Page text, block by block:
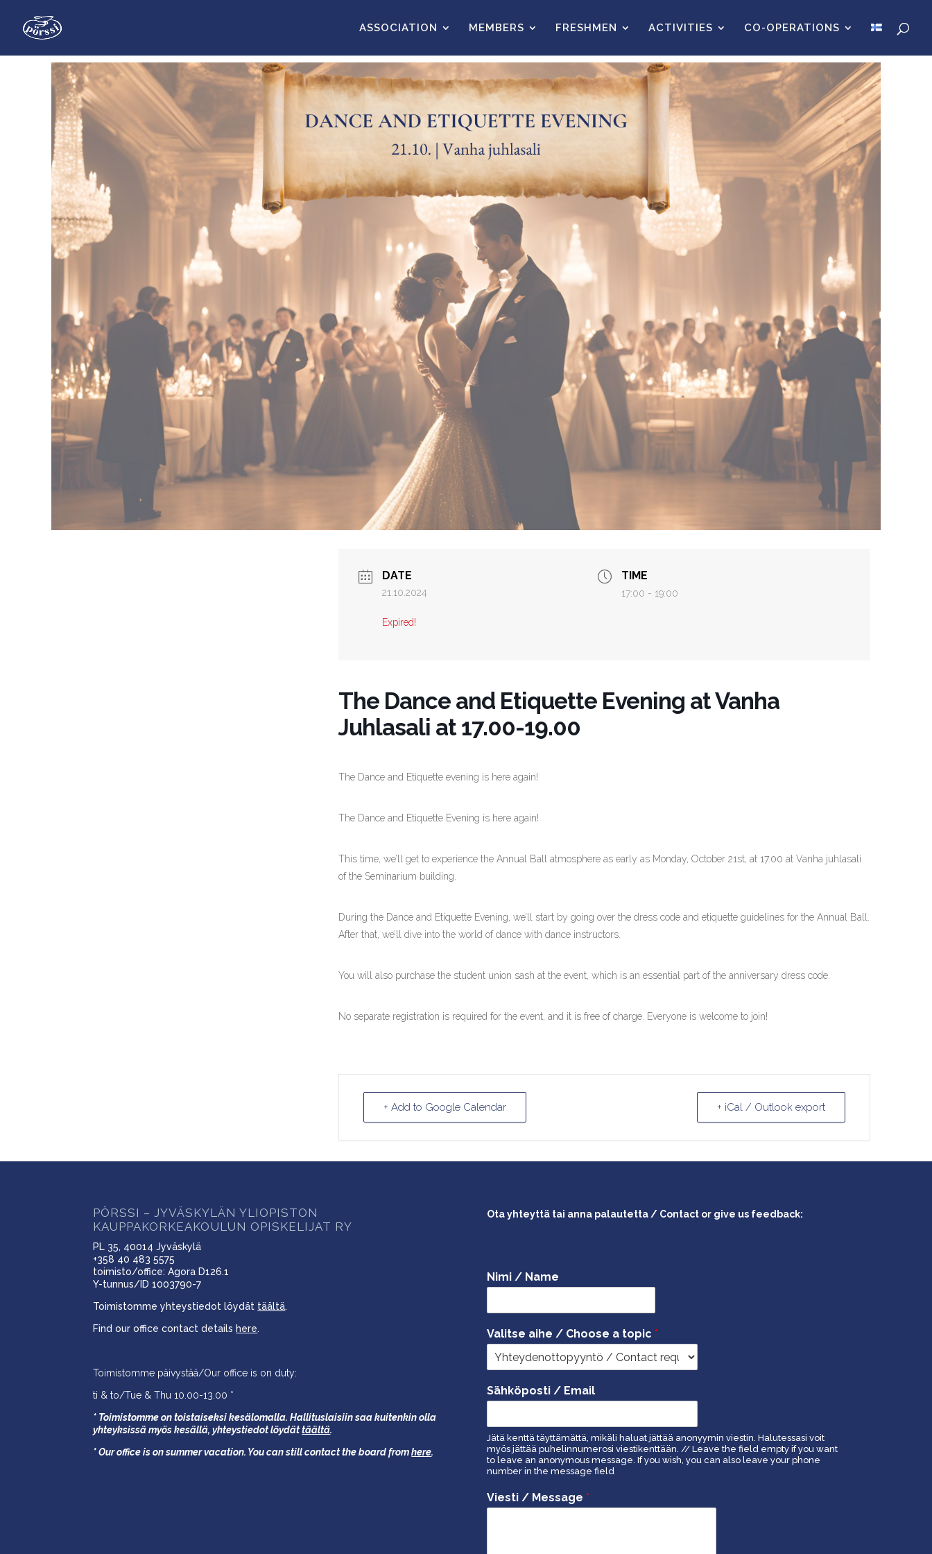
ASSOCIATION MEMBERS FRESHMEN ACTIVITIES CO-OPERATIONS
DATE
21.10.2024
Expired!
TIME
17:00 - 19:00
The Dance and Etiquette Evening at Vanha
Juhlasali at 17.00-19.00
The Dance and Etiquette evening is here again!
The Dance and Etiquette Evening is here again!
This time, we’ll get to experience the Annual Ball atmosphere as early as Monday, October 21st, at 17.00 at Vanha juhlasali
of the Seminarium building.
During the Dance and Etiquette Evening, we’ll start by going over the dress code and etiquette guidelines for the Annual Ball.
After that, we’ll dive into the world of dance with dance instructors.
You will also purchase the student union sash at the event, which is an essential part of the anniversary dress code.
No separate registration is required for the event, and it is free of charge. Everyone is welcome to join!
+ Add to Google Calendar + iCal / Outlook export
PÖRSSI – JYVÄSKYLÄN YLIOPISTON
KAUPPAKORKEAKOULUN OPISKELIJAT RY
PL 35, 40014 Jyväskylä
+358 40 483 5575
toimisto/office: Agora D126.1
Y-tunnus/ID 1003790-7
Toimistomme yhteystiedot löydät täältä.
Find our office contact details here.
Toimistomme päivystää/Our office is on duty:
ti & to/Tue & Thu 10.00-13.00 *
* Toimistomme on toistaiseksi kesälomalla. Hallituslaisiin saa kuitenkin olla
yhteyksissä myös kesällä,yhteystiedot löydättäältä.
* Our office is on summer vacation. You can still contact the board fromhere.
Ota yhteyttä tai anna palautetta / Contact or give us feedback:
Nimi / Name
Valitse aihe / Choose a topic *
Sähköposti / Email
Jätä kenttä täyttämättä, mikäli haluat jättää anonyymin viestin. Halutessasi voit
myös jättää puhelinnumerosi viestikenttään. // Leave the field empty if you want
to leave an anonymous message. If you wish, you can also leave your phone
number in the message field
Viesti / Message *